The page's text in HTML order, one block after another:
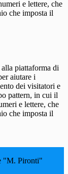
e lettere, che
che imposta il
piattaforma di
aiutare i
dei visitatori e
pattern, in cui il
e lettere, che
che imposta il
"M. Pironti"